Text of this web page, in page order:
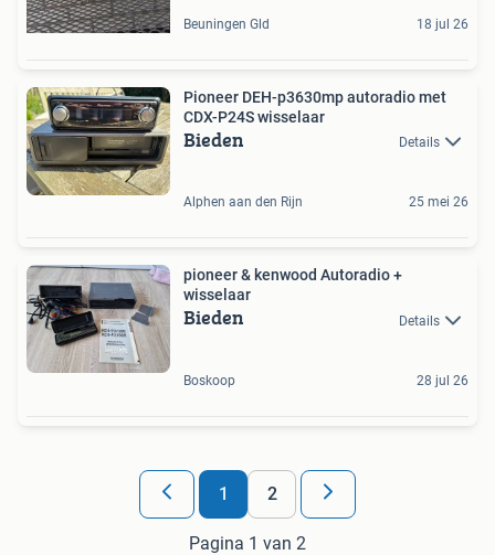
Beuningen Gld 18 jul 26
Pioneer DEH-p3630mp autoradio met
CDX-P24S wisselaar
Bieden Details
Alphen aan den Rijn 25 mei 26
pioneer & kenwood Autoradio +
wisselaar
Bieden Details
Boskoop 28 jul 26
1 2
Pagina 1 van 2